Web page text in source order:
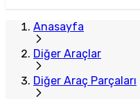
Anasayfa
Diğer Araçlar
Diğer Araç Parçaları